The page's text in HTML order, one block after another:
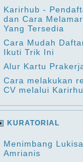
Karirhub -
dan Cara
Yang Tersedia
Cara Mudah
Ikuti Trik Ini
Alur Kartu
Cara melakukan
CV melalui
KURATORIAL
Menimbang
Amrianis